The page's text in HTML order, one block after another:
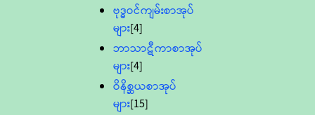
ဗုဒ္ဓဝင်ကျမ်းစာအုပ်
များ[4]
ဘာသာဋီကာစာအုပ်
များ[4]
ဝိနိစ္ဆယစာအုပ်
များ[15]